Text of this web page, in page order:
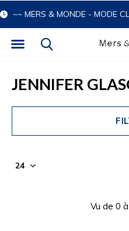
~~ MERS & MONDE - MODE
JENNIFER
Vu de 0